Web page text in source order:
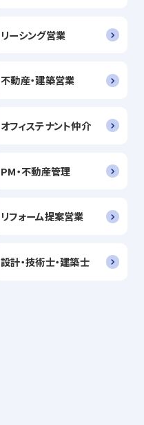
リーシング営業
不動産・建築営業
オフィステナント仲介
PM・不動産管理
リフォーム提案営業
設計・技術士・建築士